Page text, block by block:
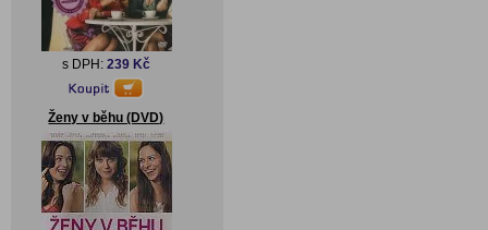
s DPH: 239 Kč
Ženy v běhu (DVD)